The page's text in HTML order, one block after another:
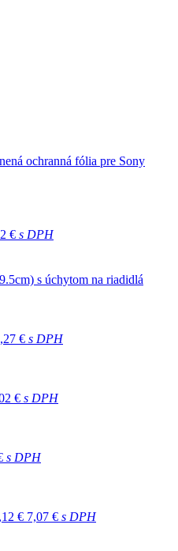
ochranná fólia pre Sony
€ s DPH
s úchytom na riadidlá
€ s DPH
€ s DPH
s DPH
€ 7,07 € s DPH